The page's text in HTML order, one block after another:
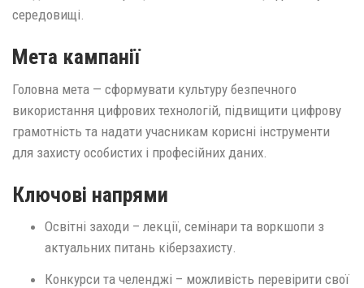
середовищі.
Мета кампанії
Головна мета — сформувати культуру безпечного
використання цифрових технологій, підвищити цифрову
грамотність та надати учасникам корисні інструменти
для захисту особистих і професійних даних.
Ключові напрями
Освітні заходи – лекції, семінари та воркшопи з
актуальних питань кіберзахисту.
Конкурси та челенджі – можливість перевірити свої